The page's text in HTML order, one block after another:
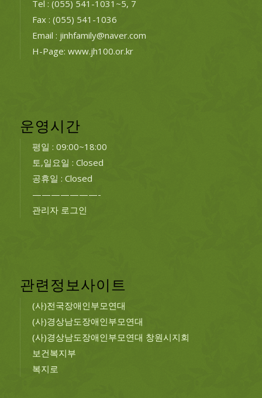
Tel : (055) 541-1031~5, 7
Fax : (055) 541-1036
Email : jinhfamily@naver.com
H-Page: www.jh100.or.kr
운영시간
평일 : 09:00~18:00
토,일요일 : Closed
공휴일 : Closed
———————-
관리자 로그인
관련정보사이트
(사)전국장애인부모연대
(사)경상남도장애인부모연대
(사)경상남도장애인부모연대 창원시지회
보건복지부
복지로